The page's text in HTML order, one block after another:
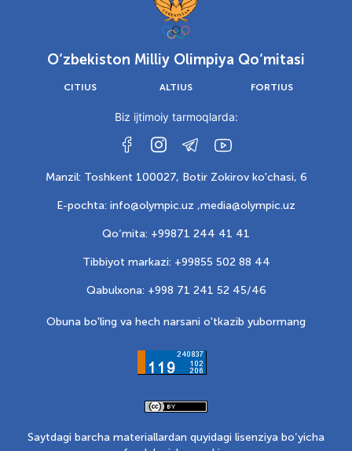
O‘zbekiston Milliy Olimpiya Qo‘mitasi
CITIUS ALTIUS FORTIUS
Biz ijtimoiy tarmoqlarda:
Manzil: Toshkent 100027, Botir Zokirov ko'chasi, 6
E-pochta: info@olympic.uz ,media@olympic.uz
Qo‘mita: +99871 244 41 41
Tibbiyot markazi: +99855 502 88 44
Qabulxona: +998 71 241 52 45/46
Obuna bo'ling va hech narsani o'tkazib yubormang
Saytdagi barcha materiallardan quyidagi lisenziya bo‘yicha